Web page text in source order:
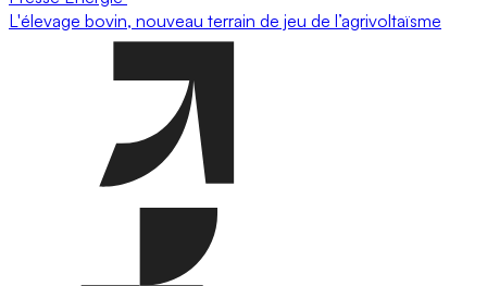
L'élevage bovin, nouveau terrain de jeu de l’agrivoltaïsme